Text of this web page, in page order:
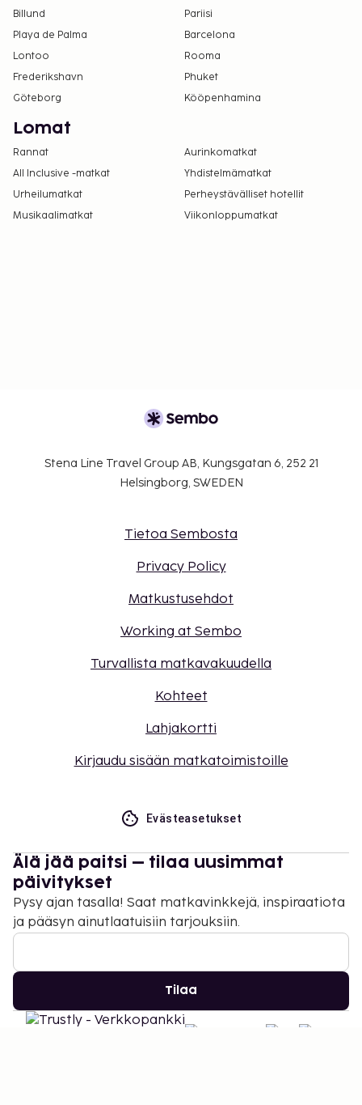
Billund
Pariisi
Playa de Palma
Barcelona
Lontoo
Rooma
Frederikshavn
Phuket
Göteborg
Kööpenhamina
Lomat
Rannat
Aurinkomatkat
All Inclusive -matkat
Yhdistelmämatkat
Urheilumatkat
Perheystävälliset hotellit
Musikaalimatkat
Viikonloppumatkat
Stena Line Travel Group AB, Kungsgatan 6, 252 21
Helsingborg, SWEDEN
Tietoa Sembosta
Privacy Policy
Matkustusehdot
Working at Sembo
Turvallista matkavakuudella
Kohteet
Lahjakortti
Kirjaudu sisään matkatoimistoille
Evästeasetukset
Älä jää paitsi – tilaa uusimmat
päivitykset
Pysy ajan tasalla! Saat matkavinkkejä, inspiraatiota
ja pääsyn ainutlaatuisiin tarjouksiin.
Tilaa